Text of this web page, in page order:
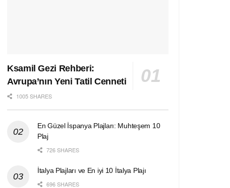
Ksamil Gezi Rehberi:
Avrupa’nın Yeni Tatil Cenneti
1005 SHARES
En Güzel İspanya Plajları: Muhteşem 10
Plaj
726 SHARES
İtalya Plajları ve En iyi 10 İtalya Plajı
696 SHARES